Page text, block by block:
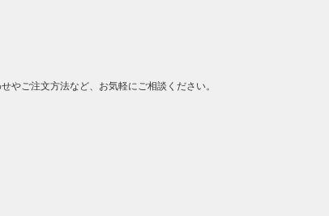
やご注文方法など、お気軽にご相談ください。